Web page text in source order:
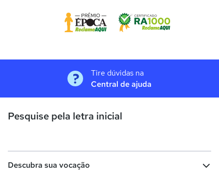
Tire dúvidas na
Central de ajuda
Pesquise pela letra inicial
Descubra sua vocação